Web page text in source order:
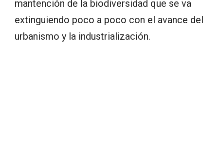
mantención de la biodiversidad que se va
extinguiendo poco a poco con el avance del
urbanismo y la industrialización.